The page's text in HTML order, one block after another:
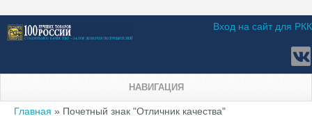
Вход на сайт для РКК
НАВИГАЦИЯ
Главная » Почетный знак "Отличник качества"